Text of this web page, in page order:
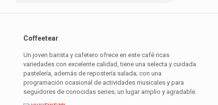
Coffeetear
Un joven barista y cafetero ofrece en este café ricas
variedades con excelente calidad, tiene una selecta y cuidada
pastelería, además de repostería salada; con una
programación ocasional de actividades musicales y para
seguidores de conocidas series; un lugar amplio y agradable.